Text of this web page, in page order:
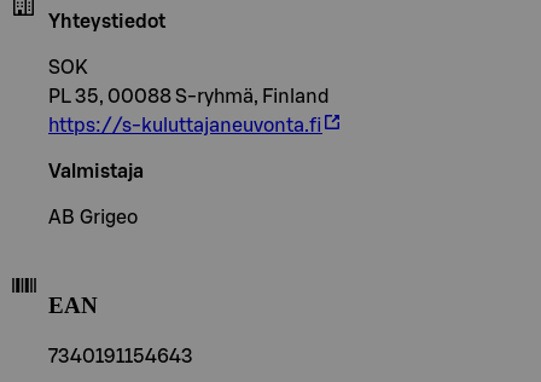
Yhteystiedot
SOK
PL 35, 00088 S-ryhmä, Finland
https://s-kuluttajaneuvonta.fi
Valmistaja
AB Grigeo
EAN
7340191154643